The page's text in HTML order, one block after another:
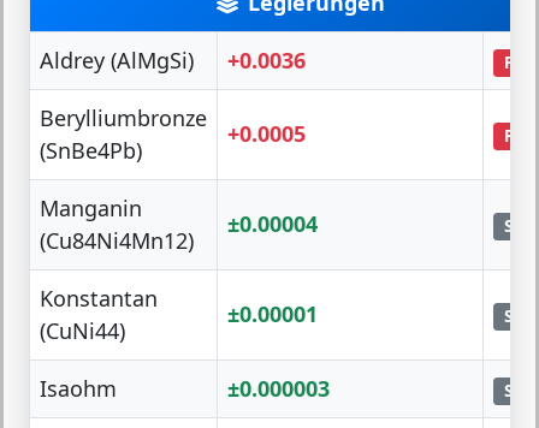
Aldrey (AlMgSi)
+0.0036 PTC
Berylliumbronze
(SnBe4Pb)
+0.0005 PTC
Manganin
(Cu84Ni4Mn12)
±0.00004
Konstantan
(CuNi44)
±0.00001
Isaohm ±0.000003